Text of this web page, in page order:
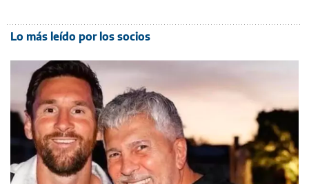
Lo más leído por los socios